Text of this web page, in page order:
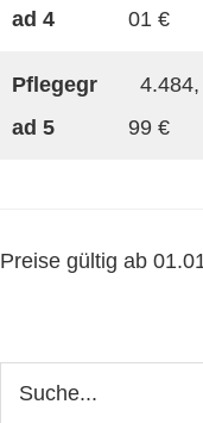
ad 4
01 €
Pflegegr
ad 5
4.484,
99 €
Preise gültig ab
Seitenspalte
durchsuchen